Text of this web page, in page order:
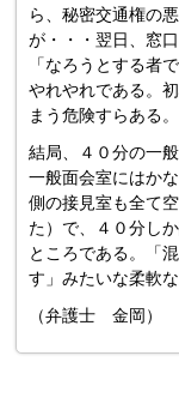
ら、秘密交通権の
が・・・翌日、窓
「なろうとする者
やれやれである。
まう危険すらある。
結局、４０分の一
一般面会室にはか
側の接見室も全て
た）で、４０分し
ところである。「
す」みたいな柔軟
（弁護士 金岡）